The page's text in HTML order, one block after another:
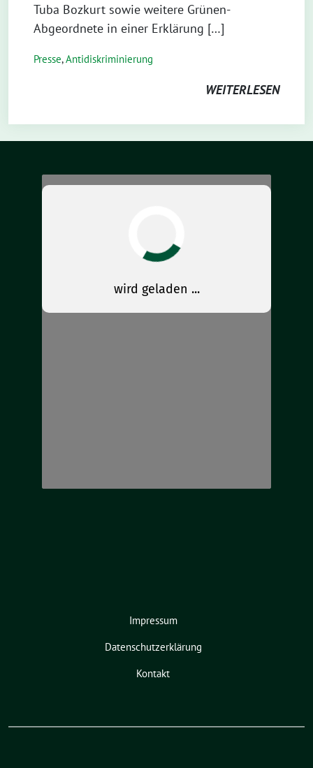
Tuba Bozkurt sowie weitere Grünen-
Abgeordnete in einer Erklärung […]
Presse,Antidiskriminierung
WEITERLESEN
Impressum
Datenschutzerklärung
Kontakt